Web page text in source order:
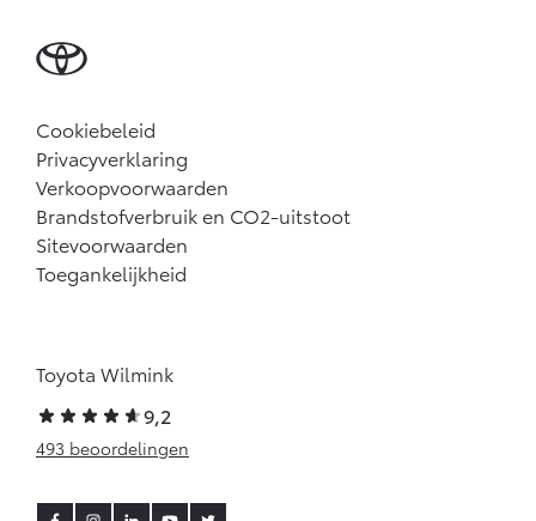
Cookiebeleid
Privacyverklaring
Verkoopvoorwaarden
Brandstofverbruik en CO2-uitstoot
Sitevoorwaarden
Toegankelijkheid
Toyota Wilmink
9,2
493 beoordelingen